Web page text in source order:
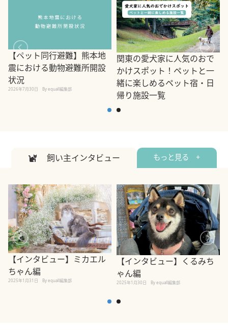
【ペット同行避難】熊本地
震における動物避難所開設
状況
2026年7月30日 By equall編集部
関東の愛犬家に人気のおで
かけスポット！ペットと一
緒に楽しめるペット宿・日
帰り施設一覧
飼い主インタビュー もっと見る +
【インタビュー】ミカエル
ちゃん編
2025年1月31日 By equall編集部
【インタビュー】くるみち
ゃん編
2025年1月30日 By equall編集部